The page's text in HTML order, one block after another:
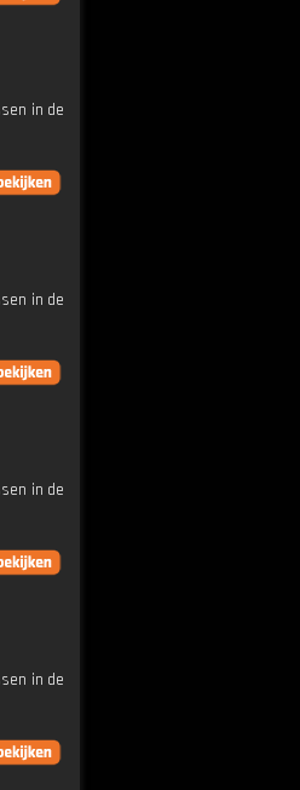
in de
in de
in de
in de